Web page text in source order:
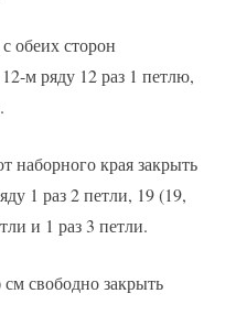
обеих сторон
м ряду 12 раз 1 петлю,
наборного края закрыть
1 раз 2 петли, 19 (19,
и 1 раз 3 петли.
свободно закрыть